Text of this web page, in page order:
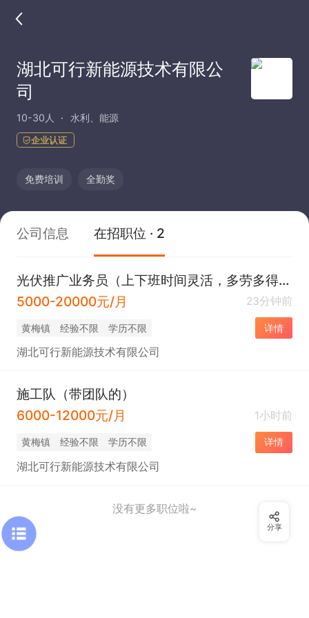
湖北可行新能源技术有限公
司
10-30人 水利、能源
企业认证
免费培训 全勤奖
公司信息 在招职位 · 2
光伏推广业务员（上下班时间灵活，多劳多得～）
5000-20000元/月
23分钟前
黄梅镇 经验不限 学历不限 详情
湖北可行新能源技术有限公司
施工队（带团队的）
6000-12000元/月
1小时前
黄梅镇 经验不限 学历不限 详情
湖北可行新能源技术有限公司
没有更多职位啦~
分享